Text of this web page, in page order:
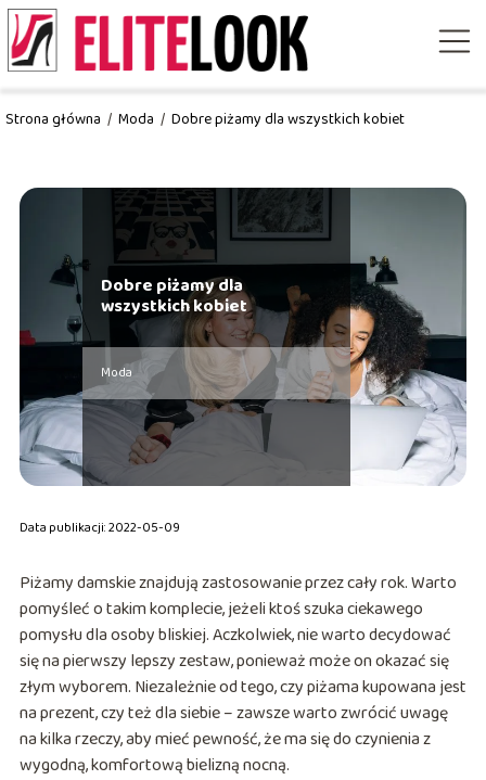
Strona główna / Moda / Dobre piżamy dla wszystkich kobiet
Dobre piżamy dla
wszystkich kobiet
Moda
Data publikacji: 2022-05-09
Piżamy damskie znajdują zastosowanie przez cały rok. Warto
pomyśleć o takim komplecie, jeżeli ktoś szuka ciekawego
pomysłu dla osoby bliskiej. Aczkolwiek, nie warto decydować
się na pierwszy lepszy zestaw, ponieważ może on okazać się
złym wyborem. Niezależnie od tego, czy piżama kupowana jest
na prezent, czy też dla siebie – zawsze warto zwrócić uwagę
na kilka rzeczy, aby mieć pewność, że ma się do czynienia z
wygodną, komfortową bielizną nocną.